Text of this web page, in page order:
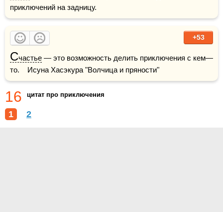
приключений на задницу.
+53
Счастье — это возможность делить приключения с кем—
то.    Исуна Хасэкура "Волчица и пряности"
16 цитат про приключения
1 2